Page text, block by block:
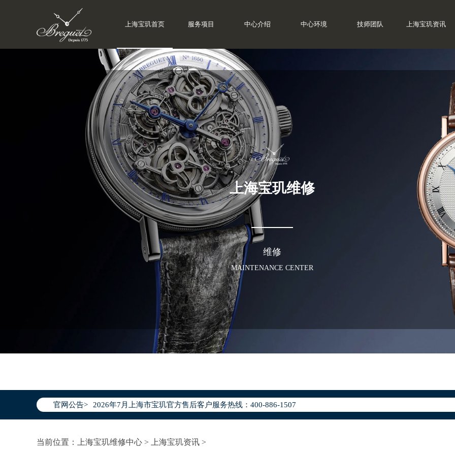
上海宝玑首页 服务项目 中心介绍 中心环境 技师团队 上海宝玑资讯
上海宝玑维修
维修
MAINTENANCE CENTER
官网公告>
2026年7月上海市宝玑官方售后客户服务热线：400-886-1507
上海市黄浦区南京东路299号宏伊国际广场写字楼8层806室（需提前预约）
当前位置： 上海宝玑维修中心 > 上海宝玑资讯 >